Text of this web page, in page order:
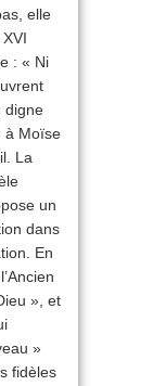
elle
: « Ni
digne
à Moïse
La
un
dans
En
», et
»
fidèles